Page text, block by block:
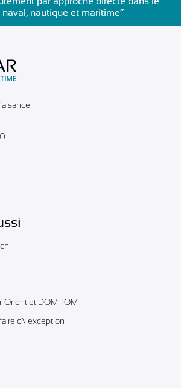
nautique et maritime”
Orient et DOM TOM
d\’exception